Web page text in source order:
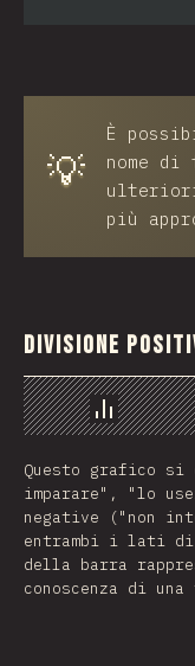
💡
È
nome
più
Divisione
Grafico
Questo grafico
imparare", "lo
negative ("non
entrambi i lati di
della barra
conoscenza di